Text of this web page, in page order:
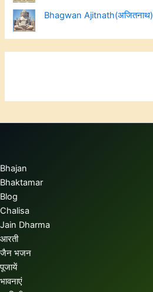
Bhagwan Ajitnath(अजितनाथ)
Bhajan
Bhaktamar
Blog
Chalisa
Jain Dharma
आरती
जैन भजन
पूजायें
भावनाएं